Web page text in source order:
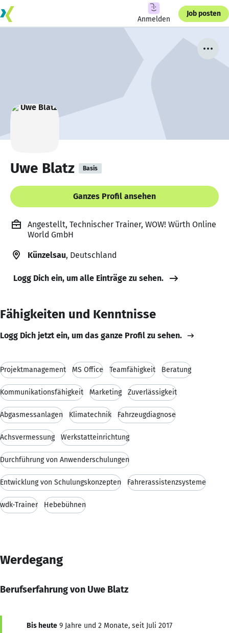
Anmelden
Job posten
Uwe Blatz Basis
Ganzes Profil ansehen
Angestellt, Technischer Trainer, WOW! Würth Online
World GmbH
Künzelsau, Deutschland
Logg Dich ein, um alle Einträge zu sehen.
Fähigkeiten und Kenntnisse
Logg Dich jetzt ein, um das ganze Profil zu sehen.
Projektmanagement MS Office Teamfähigkeit Beratung
Kommunikationsfähigkeit Marketing Zuverlässigkeit
Abgasmessanlagen Klimatechnik Fahrzeugdiagnose
Achsvermessung Werkstatteinrichtung
Durchführung von Anwenderschulungen
Entwicklung von Schulungskonzepten Fahrerassistenzsysteme
wdk-Trainer Hebebühnen
Werdegang
Berufserfahrung von Uwe Blatz
Bis heute 9 Jahre und 2 Monate, seit Juli 2017